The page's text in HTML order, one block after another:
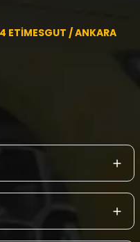
ETİMESGUT / ANKARA